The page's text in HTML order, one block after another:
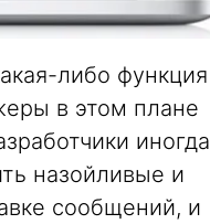
либо функция
в этом плане
иногда
назойливые и
сообщений, и